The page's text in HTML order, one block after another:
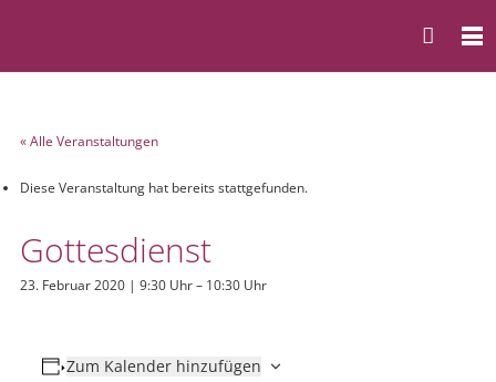
« Alle Veranstaltungen
Diese Veranstaltung hat bereits stattgefunden.
Gottesdienst
23. Februar 2020 | 9:30 Uhr– 10:30 Uhr
Zum Kalender hinzufügen